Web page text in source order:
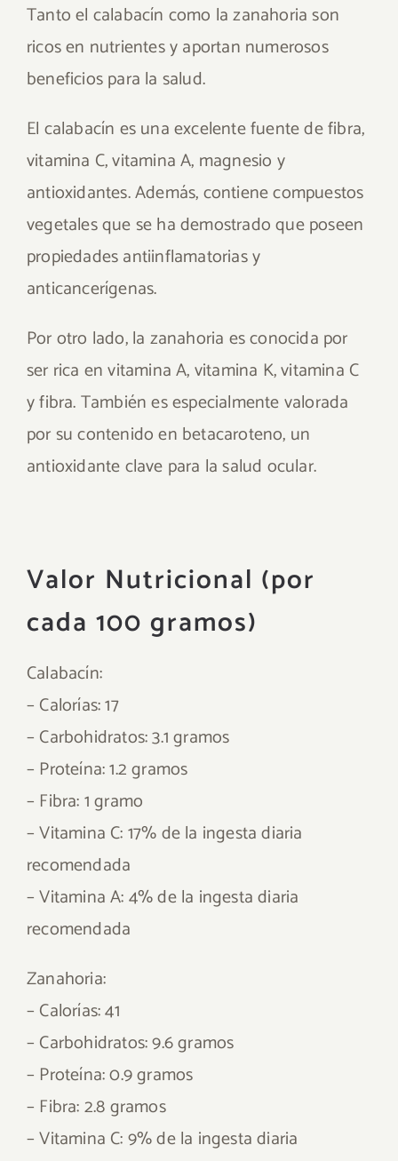
Tanto el calabacín como la zanahoria son
ricos en nutrientes y aportan numerosos
beneficios para la salud.
El calabacín es una excelente fuente de fibra,
vitamina C, vitamina A, magnesio y
antioxidantes. Además, contiene compuestos
vegetales que se ha demostrado que poseen
propiedades antiinflamatorias y
anticancerígenas.
Por otro lado, la zanahoria es conocida por
ser rica en vitamina A, vitamina K, vitamina C
y fibra. También es especialmente valorada
por su contenido en betacaroteno, un
antioxidante clave para la salud ocular.
Valor Nutricional (por
cada 100 gramos)
Calabacín:
– Calorías: 17
– Carbohidratos: 3.1 gramos
– Proteína: 1.2 gramos
– Fibra: 1 gramo
– Vitamina C: 17% de la ingesta diaria
recomendada
– Vitamina A: 4% de la ingesta diaria
recomendada
Zanahoria:
– Calorías: 41
– Carbohidratos: 9.6 gramos
– Proteína: 0.9 gramos
– Fibra: 2.8 gramos
– Vitamina C: 9% de la ingesta diaria